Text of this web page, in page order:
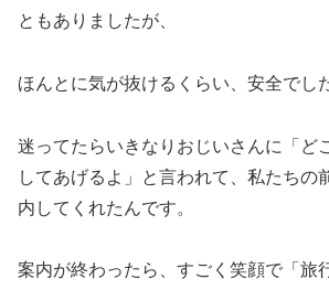
ともありましたが、
ほんとに気が抜けるくらい、安全でし
迷ってたらいきなりおじいさんに「ど
してあげるよ」と言われて、私たちの
内してくれたんです。
案内が終わったら、すごく笑顔で「旅